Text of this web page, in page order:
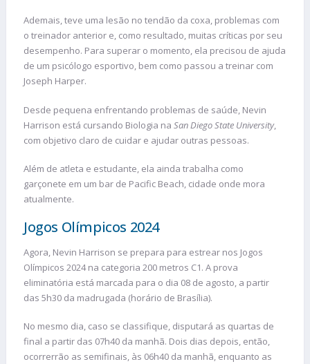
Ademais, teve uma lesão no tendão da coxa, problemas com
o treinador anterior e, como resultado, muitas críticas por seu
desempenho. Para superar o momento, ela precisou de ajuda
de um psicólogo esportivo, bem como passou a treinar com
Joseph Harper.
Desde pequena enfrentando problemas de saúde, Nevin
Harrison está cursando Biologia na San Diego State University,
com objetivo claro de cuidar e ajudar outras pessoas.
Além de atleta e estudante, ela ainda trabalha como
garçonete em um bar de Pacific Beach, cidade onde mora
atualmente.
Jogos Olímpicos 2024
Agora, Nevin Harrison se prepara para estrear nos Jogos
Olímpicos 2024 na categoria 200 metros C1. A prova
eliminatória está marcada para o dia 08 de agosto, a partir
das 5h30 da madrugada (horário de Brasília).
No mesmo dia, caso se classifique, disputará as quartas de
final a partir das 07h40 da manhã. Dois dias depois, então,
ocorrerrão as semifinais, às 06h40 da manhã, enquanto as